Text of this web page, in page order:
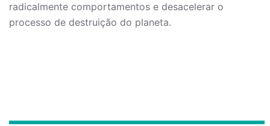
radicalmente comportamentos e desacelerar o
processo de destruição do planeta.